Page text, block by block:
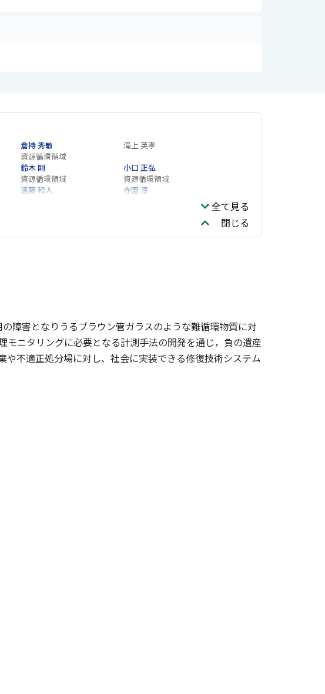
倉持 秀敏
資源循環領域
滝上 英孝
鈴木 剛
資源循環領域
小口 正弘
資源循環領域
遠藤 和人
寺園 淳
全て見る
閉じる
障害となりうるブラウン管ガラスのような難循環物質に対
ニタリングに必要となる計測手法の開発を通じ，負の遺産
不適正処分場に対し、社会に実装できる修復技術システム